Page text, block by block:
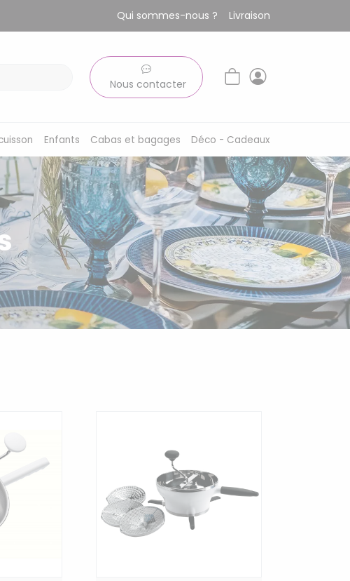
Qui sommes-nous ? Livraison
Nous contacter
Enfants Cabas et bagages Déco - Cadeaux